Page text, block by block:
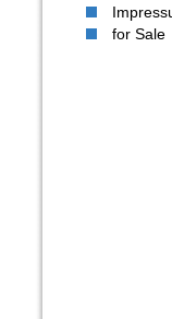
for Sale